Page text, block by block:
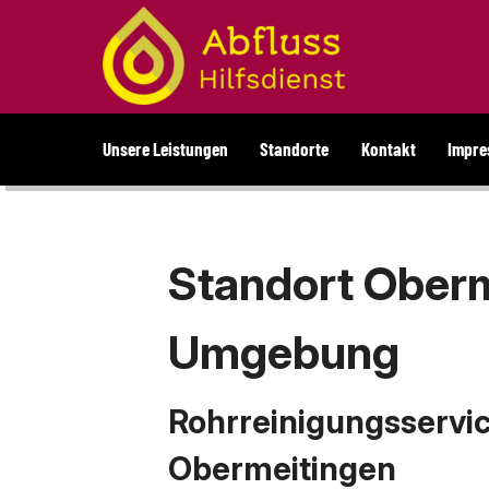
Unsere Leistungen
Kanalreinigung
Kanalinspektion
Standorte
Bayern
Rheinland-Pfalz
Kontakt
Standort
Umgebung
Obermeitingen